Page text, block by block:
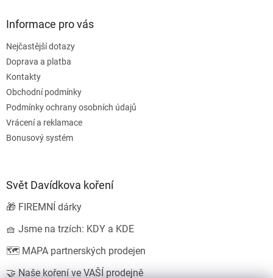
Informace pro vás
Nejčastější dotazy
Doprava a platba
Kontakty
Obchodní podmínky
Podmínky ochrany osobních údajů
Vrácení a reklamace
Bonusový systém
Svět Davídkova koření
🎁 FIREMNÍ dárky
🧺 Jsme na trzích: KDY a KDE
🗺️ MAPA partnerských prodejen
🤝 Naše koření ve VAŠÍ prodejně